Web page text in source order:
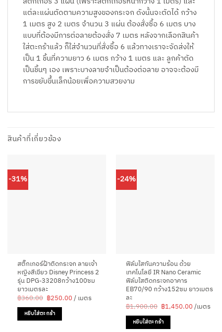
แต่ละแผ่นตัดตามความสูงของกระจก ดังนั้นจะตัดได้ กว้าง
1 เมตร สูง 2 เมตร จำนวน 3 แผ่น ต้องสั่งซื้อ 6 เมตร บาง
แบบที่ต้องมีการต่อลายต้องสั่ง 7 เมตร หลังจากเลือกสินค้า
ใส่ตะกร้าแล้ว ก็ใส่จำนวนที่สั่งซื้อ 6 แล้วทางเราจะจัดส่งให้
เป็น 1 ชิ้นที่ความยาว 6 เมตร กว้าง 1 เมตร และ ลูกค้าตัด
เป็นชิ้นๆ เอง เพราะบางลายจำเป็นต้องต่อลาย อาจจะต้องมี
การขยับขึ้นเล็กน้อยเพื่อความสวยงาม
สินค้าที่เกี่ยวข้อง
-31%
สติ๊กเกอร์ฝ้าติดกระจก ลายเจ้า
หญิงสีเขียว Disney Princess 2
รุ่น DPG-33208กว้าง100ซม
ยาวเมตรละ
฿360.00 Original
price
was:
฿360.00.
฿250.00Current
price
/ เมตร
หยิบใส่ตะกร้า
-24%
ฟิล์มใสกันความร้อน ด้วย
เทคโนโลยี IR Nano Ceramic
ฟิล์มใส​ติด​กระจก​อา​คาร
EB70/90 กว้าง152ซม ยาวเมตร
ละ
฿1,900.00 Original
price
was:
฿1,900.00.
฿1,450.00Current
price
/เมตร
หยิบใส่ตะกร้า